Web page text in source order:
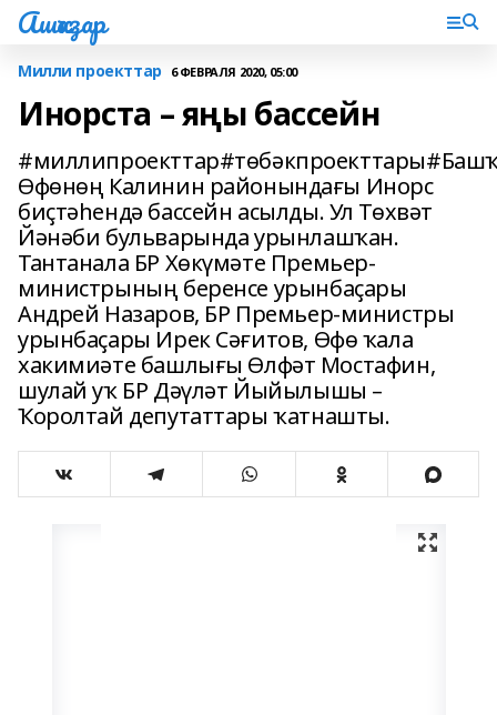
Ашҡаҙар
Милли проекттар 6 ФЕВРАЛЯ 2020, 05:00
Инорста – яңы бассейн
Өфөнөң Калинин районындағы Инорс
биҫтәһендә бассейн асылды. Ул Төхвәт
Йәнәби бульварында урынлашҡан.
Тантанала БР Хөкүмәте Премьер-
министрының беренсе урынбаҫары
Андрей Назаров, БР Премьер-министры
урынбаҫары Ирек Сәғитов, Өфө ҡала
хакимиәте башлығы Өлфәт Мостафин,
шулай уҡ БР Дәүләт Йыйылышы –
Ҡоролтай депутаттары ҡатнашты.